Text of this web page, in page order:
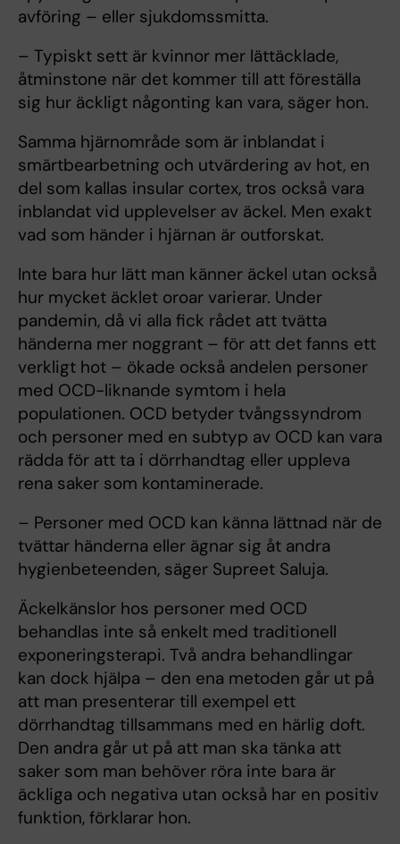
avföring – eller sjukdomssmitta.
– Typiskt sett är kvinnor mer lättäcklade,
åtminstone när det kommer till att föreställa
sig hur äckligt någonting kan vara, säger hon.
Samma hjärnområde som är inblandat i
smärtbearbetning och utvärdering av hot, en
del som kallas insular cortex, tros också vara
inblandat vid upplevelser av äckel. Men exakt
vad som händer i hjärnan är outforskat.
Inte bara hur lätt man känner äckel utan också
hur mycket äcklet oroar varierar. Under
pandemin, då vi alla fick rådet att tvätta
händerna mer noggrant – för att det fanns ett
verkligt hot – ökade också andelen personer
med OCD-liknande symtom i hela
populationen. OCD betyder tvångssyndrom
och personer med en subtyp av OCD kan vara
rädda för att ta i dörrhandtag eller uppleva
rena saker som kontaminerade.
– Personer med OCD kan känna lättnad när de
tvättar händerna eller ägnar sig åt andra
hygienbeteenden, säger Supreet Saluja.
Äckelkänslor hos personer med OCD
behandlas inte så enkelt med traditionell
exponeringsterapi. Två andra behandlingar
kan dock hjälpa – den ena metoden går ut på
att man presenterar till exempel ett
dörrhandtag tillsammans med en härlig doft.
Den andra går ut på att man ska tänka att
saker som man behöver röra inte bara är
äckliga och negativa utan också har en positiv
funktion, förklarar hon.